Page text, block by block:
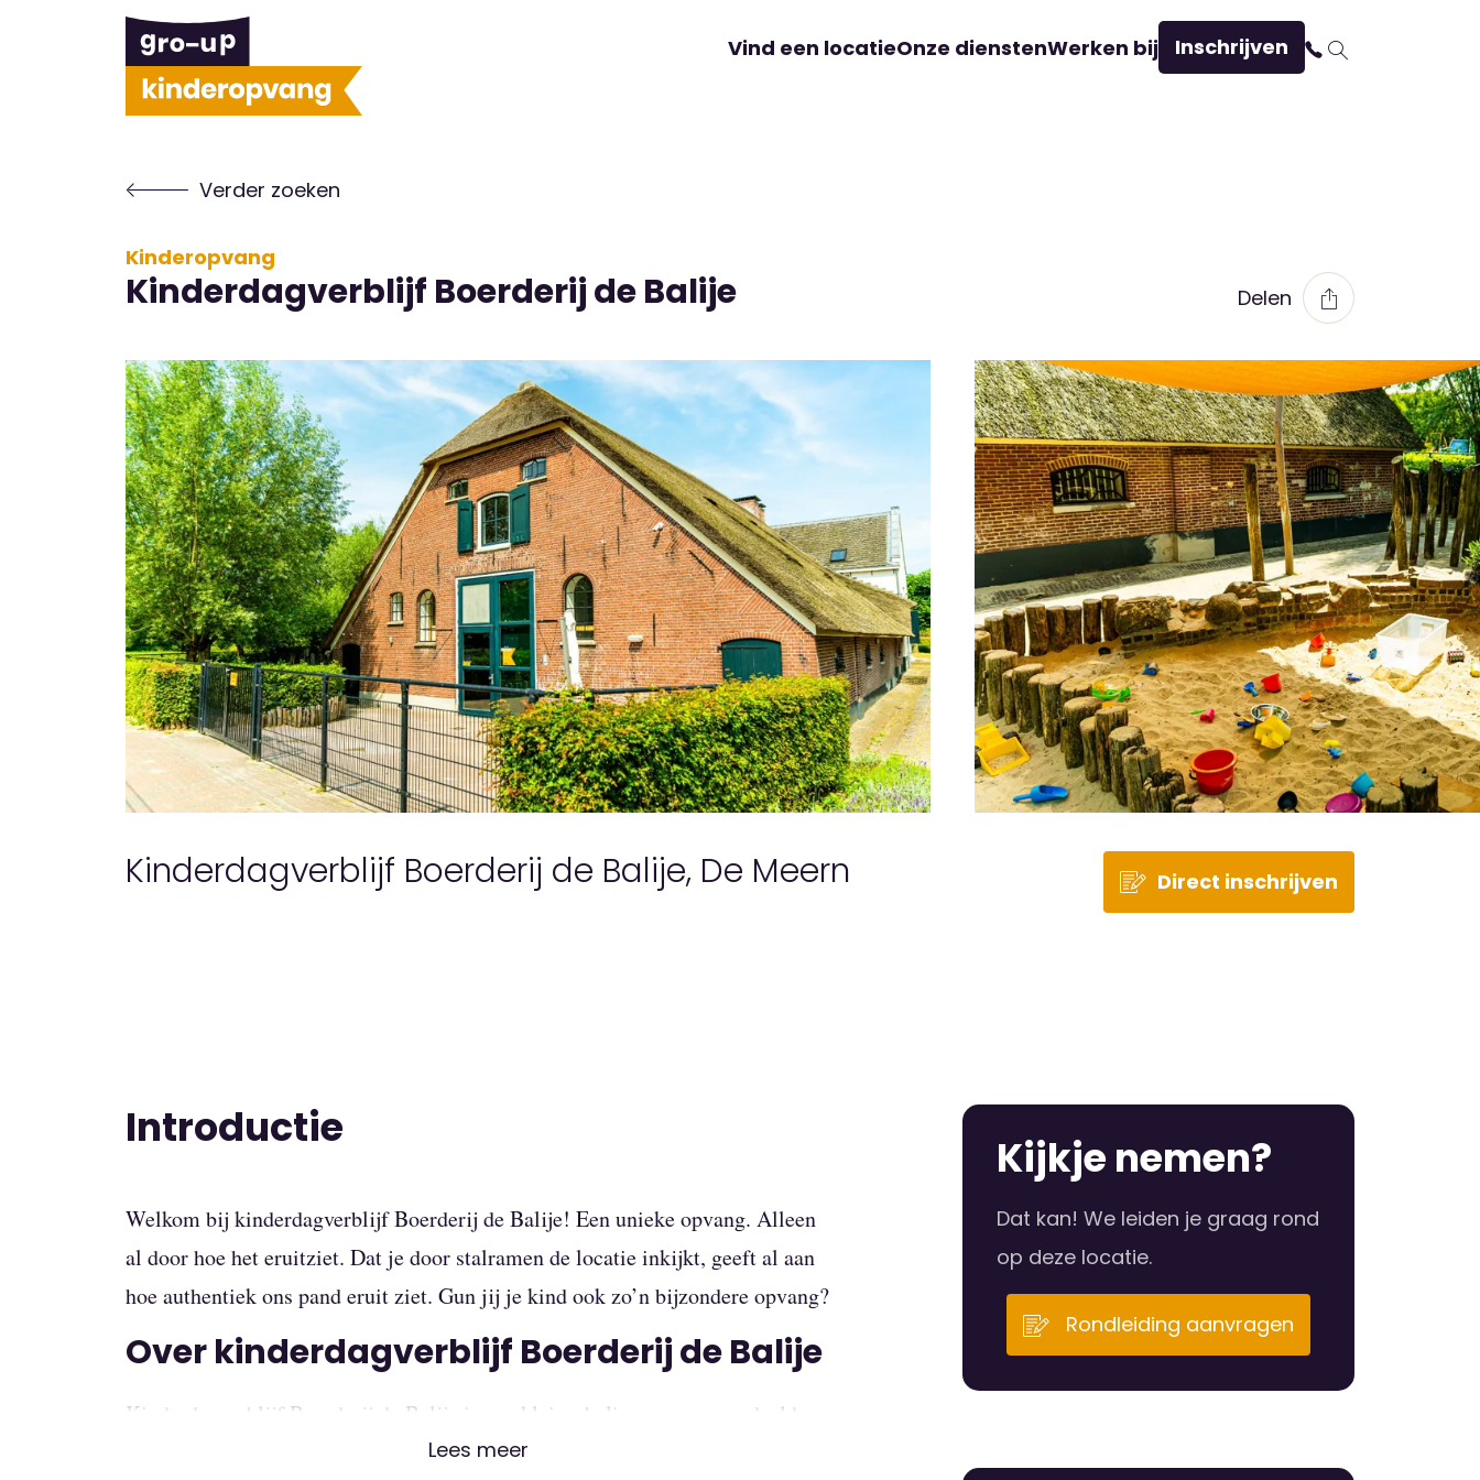
Vind een locatieOnze dienstenWerken bij Inschrijven
Verder zoeken
Kinderopvang
Kinderdagverblijf Boerderij de Balije Delen
Kinderdagverblijf Boerderij de Balije, De Meern Direct inschrijven
Introductie
Welkom bij kinderdagverblijf Boerderij de Balije! Een unieke opvang. Alleen
al door hoe het eruitziet. Dat je door stalramen de locatie inkijkt, geeft al aan
hoe authentiek ons pand eruit ziet. Gun jij je kind ook zo’n bijzondere opvang?
Over kinderdagverblijf Boerderij de Balije
Kinderdagverblijf Boerderij de Balije is een kleinschalige opvang, verdeeld
over verschillende verdiepingen. Je kind krijgt er veel ruimte voor ontdekking
Lees meer
Kijkje nemen?
Dat kan! We leiden je graag rond
op deze locatie.
Rondleiding aanvragen